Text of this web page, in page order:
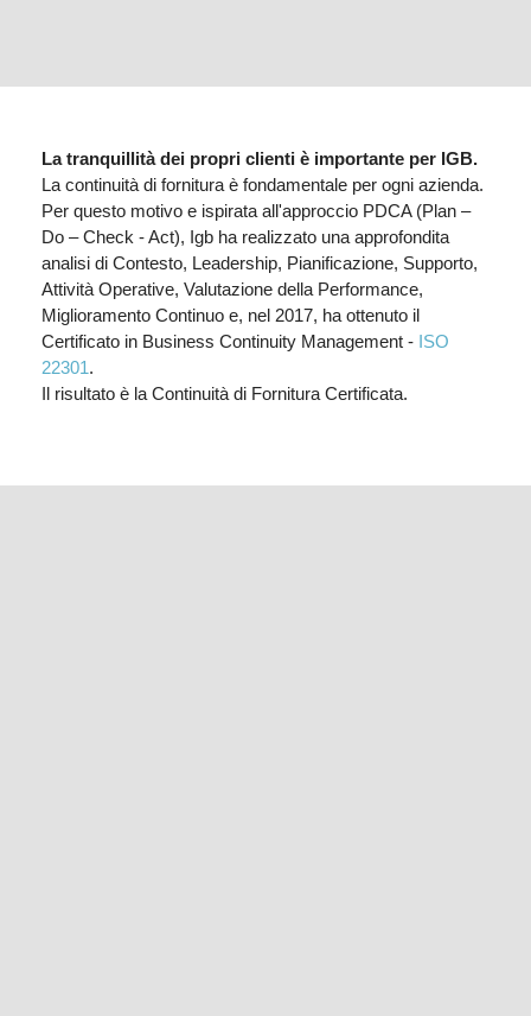
La tranquillità dei propri clienti è importante per IGB.
La continuità di fornitura è fondamentale per ogni azienda.
Per questo motivo e ispirata all'approccio PDCA (Plan –
Do – Check - Act), Igb ha realizzato una approfondita
analisi di Contesto, Leadership, Pianificazione, Supporto,
Attività Operative, Valutazione della Performance,
Miglioramento Continuo e, nel 2017, ha ottenuto il
Certificato in Business Continuity Management - ISO
22301.
Il risultato è la Continuità di Fornitura Certificata.